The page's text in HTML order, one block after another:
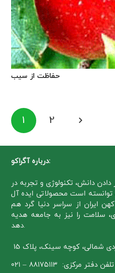
حفاظت از سیب
1 2
درباره آگراکو:
دادن دانش، تکنولوژی و تجربه در
است محصولاتی ایده آل
ایران از سراسر دنیا گرد هم
سلامت را نیز به جامعه هدیه
دهد.
شمالی، کوچه سینک، پلاک 15
تلفن دفتر مرکزی: ۸۸۱۷۵۱۱۳ – ۰۲۱